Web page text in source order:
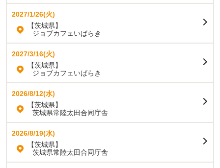
2027/1/26(火)
【茨城県】
ジョブカフェいばらき
2027/3/16(火)
【茨城県】
ジョブカフェいばらき
2026/8/12(水)
【茨城県】
茨城県常陸太田合同庁舎
2026/8/19(水)
【茨城県】
茨城県常陸太田合同庁舎